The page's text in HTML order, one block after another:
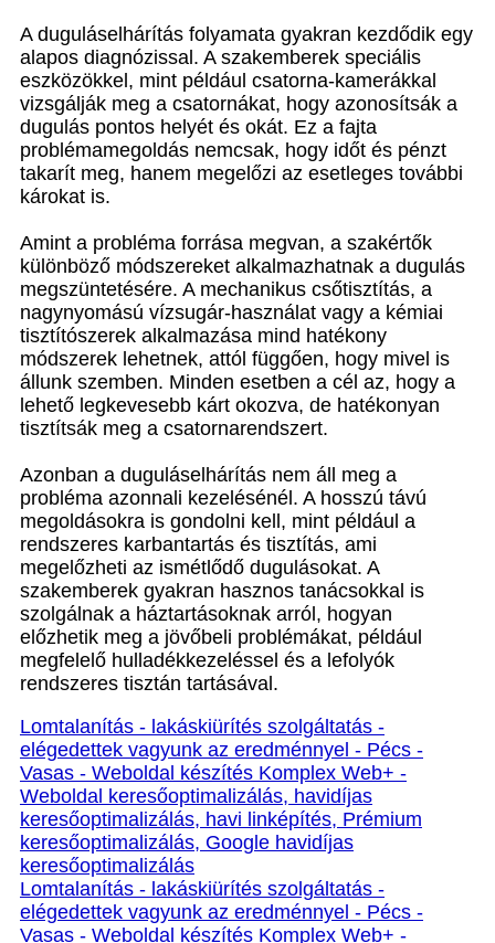
A duguláselhárítás folyamata gyakran kezdődik egy
alapos diagnózissal. A szakemberek speciális
eszközökkel, mint például csatorna-kamerákkal
vizsgálják meg a csatornákat, hogy azonosítsák a
dugulás pontos helyét és okát. Ez a fajta
problémamegoldás nemcsak, hogy időt és pénzt
takarít meg, hanem megelőzi az esetleges további
károkat is.
Amint a probléma forrása megvan, a szakértők
különböző módszereket alkalmazhatnak a dugulás
megszüntetésére. A mechanikus csőtisztítás, a
nagynyomású vízsugár-használat vagy a kémiai
tisztítószerek alkalmazása mind hatékony
módszerek lehetnek, attól függően, hogy mivel is
állunk szemben. Minden esetben a cél az, hogy a
lehető legkevesebb kárt okozva, de hatékonyan
tisztítsák meg a csatornarendszert.
Azonban a duguláselhárítás nem áll meg a
probléma azonnali kezelésénél. A hosszú távú
megoldásokra is gondolni kell, mint például a
rendszeres karbantartás és tisztítás, ami
megelőzheti az ismétlődő dugulásokat. A
szakemberek gyakran hasznos tanácsokkal is
szolgálnak a háztartásoknak arról, hogyan
előzhetik meg a jövőbeli problémákat, például
megfelelő hulladékkezeléssel és a lefolyók
rendszeres tisztán tartásával.
Lomtalanítás - lakáskiürítés szolgáltatás -
elégedettek vagyunk az eredménnyel - Pécs -
Vasas - Weboldal készítés Komplex Web+ -
Weboldal keresőoptimalizálás, havidíjas
keresőoptimalizálás, havi linképítés, Prémium
keresőoptimalizálás, Google havidíjas
keresőoptimalizálás
Lomtalanítás - lakáskiürítés szolgáltatás -
elégedettek vagyunk az eredménnyel - Pécs -
Vasas - Weboldal készítés Komplex Web+ -